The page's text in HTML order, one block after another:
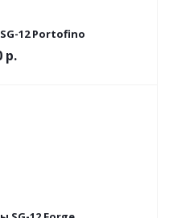
12 Portofino
р.